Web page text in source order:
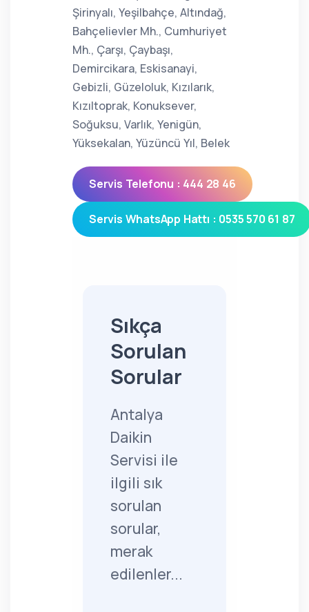
Şirinyalı, Yeşilbahçe, Altındağ,
Bahçelievler Mh., Cumhuriyet
Mh., Çarşı, Çaybaşı,
Demircikara, Eskisanayi,
Gebizli, Güzeloluk, Kızılarık,
Kızıltoprak, Konuksever,
Soğuksu, Varlık, Yenigün,
Yüksekalan, Yüzüncü Yıl, Belek
Servis Telefonu : 444 28 46
Servis WhatsApp Hattı : 0535 570 61 87
Sıkça
Sorulan
Sorular
Antalya
Daikin
Servisi ile
ilgili sık
sorulan
sorular,
merak
edilenler...